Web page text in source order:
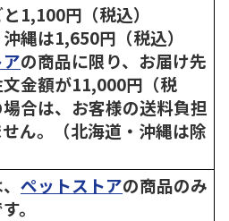
1,100円（税込）
縄は1,650円（税込）
の商品に限り、お届け先
金額が11,000円（税
合は、お客様の送料負担
ん。（北海道・沖縄は除
ペットストアの商品のみ
。